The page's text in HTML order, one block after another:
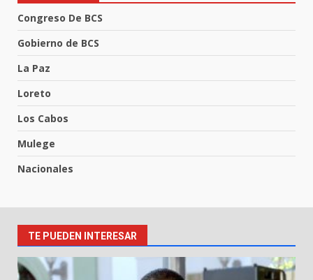
Congreso De BCS
Gobierno de BCS
La Paz
Loreto
Los Cabos
Mulege
Nacionales
TE PUEDEN INTERESAR